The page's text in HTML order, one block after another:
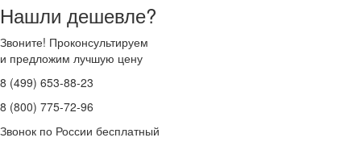
Нашли дешевле?
Звоните! Проконсультируем
и предложим лучшую цену
8 (499) 653-88-23
8 (800) 775-72-96
Звонок по России бесплатный